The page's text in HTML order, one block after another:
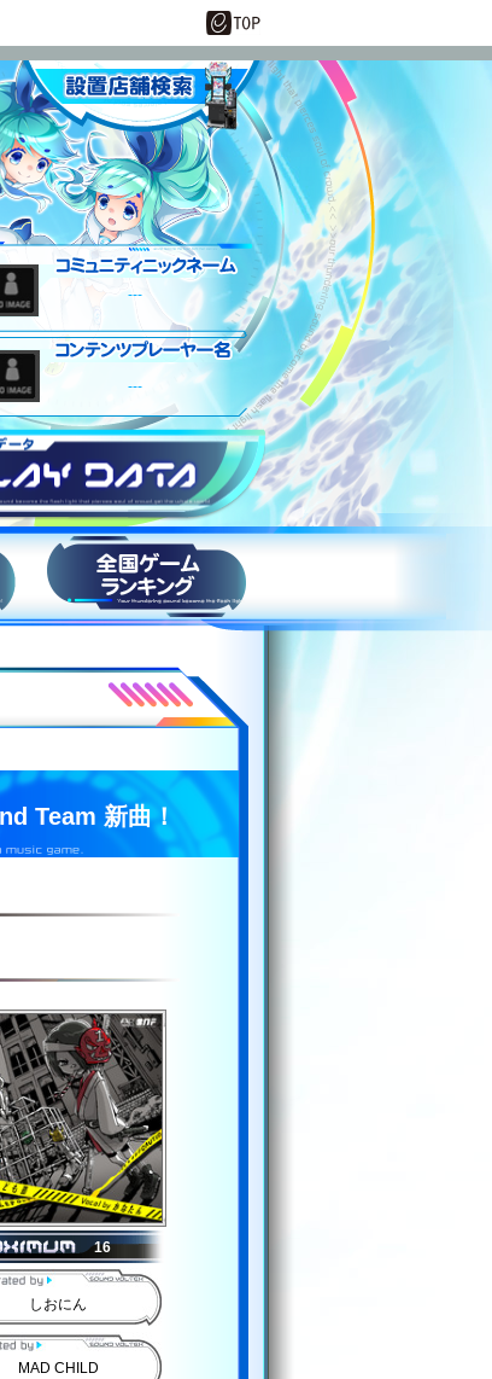
設置店舗情報
---
---
プレーデータ
スコアランキング
Team 新曲！
16
しおにん
MAD CHILD